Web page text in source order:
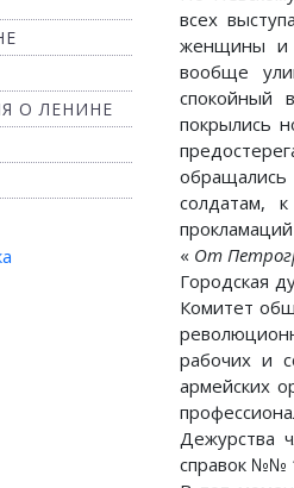
О ЛЕНИНЕ
всех
женщины и
вообще
спокойный
покрылись
солдатам,
прокламаций
« От
Городская
Комитет
рабочих и
армейских
Дежурства
справок №№